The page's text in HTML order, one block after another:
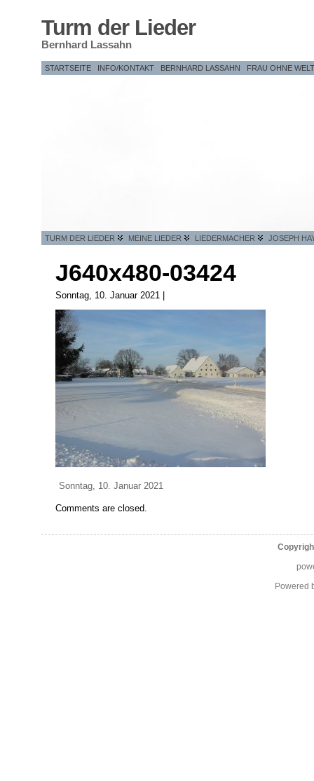
Turm der Lieder
Bernhard Lassahn
STARTSEITE INFO/KONTAKT BERNHARD LASSAHN FRAU OHNE WELT
TURM DER LIEDER MEINE LIEDER LIEDERMACHER JOSEPH
J640x480-03424
Sonntag, 10. Januar 2021 |
Sonntag, 10. Januar 2021
Comments are closed.
Powered